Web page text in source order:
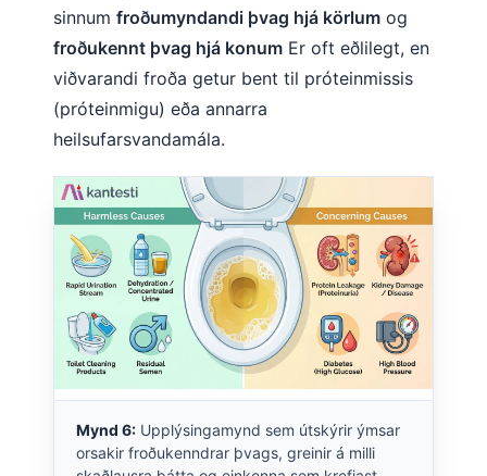
sinnum froðumyndandi þvag hjá körlum og
froðukennt þvag hjá konum Er oft eðlilegt, en
viðvarandi froða getur bent til próteinmissis
(próteinmigu) eða annarra
heilsufarsvandamála.
Mynd 6: Upplýsingamynd sem útskýrir ýmsar
orsakir froðukenndrar þvags, greinir á milli
Bahasa Indonesia
Српски језик
Svenska
Bosanski
Azərbaycan dili
Eesti
日本語
ქართული
Lietuvių kalba
Polski